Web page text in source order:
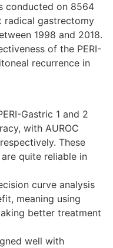
conducted on 8564
radical gastrectomy
1998 and 2018.
of the PERI-
recurrence in
Gastric 1 and 2
with AUROC
These
quite reliable in
curve analysis
meaning using
better treatment
well with